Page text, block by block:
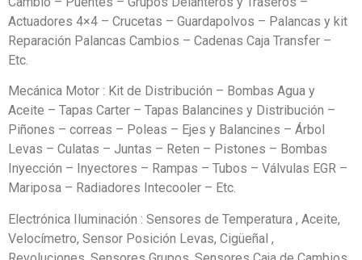
Actuadores 4×4 – Crucetas – Guardapolvos – Palancas y kit
Reparación Palancas Cambios – Cadenas Caja Transfer –
Etc.
Mecánica Motor : Kit de Distribución – Bombas Agua y
Aceite – Tapas Carter – Tapas Balancines y Distribución –
Piñones – correas – Poleas – Ejes y Balancines – Árbol
Levas – Culatas – Juntas – Reten – Pistones – Bombas
Inyección – Inyectores – Rampas – Tubos – Válvulas EGR –
Mariposa – Radiadores Intecooler – Etc.
Electrónica Iluminación : Sensores de Temperatura , Aceite,
Velocímetro, Sensor Posición Levas, Cigüeñal ,